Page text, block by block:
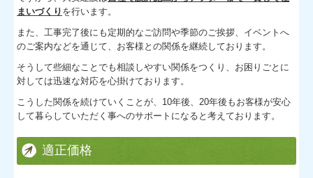
まいづくり を行います。
また、工事完了後にも定期的なご訪問や季節のご挨拶、イベントへ
のご案内などを通じて、お客様との関係を継続しております。
そうして些細なことでも相談しやすい関係をつくり、お困りごとに
対しては迅速な対応を心掛けております。
こうした関係を続けていくことが、10年後、20年後もお客様が安心
して暮らしていただく事へのサポートになると考えております。
適正価格